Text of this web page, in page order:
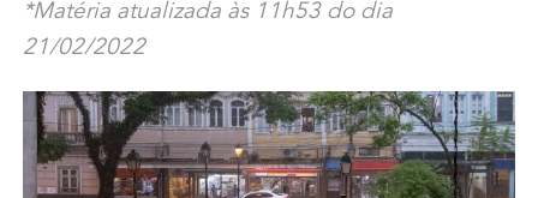
*Matéria atualizada às 11h53 do dia
21/02/2022